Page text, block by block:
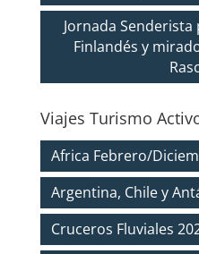
Jornada
Finlandés y
Viajes Turismo
Africa Febrero/
Argentina, Chile y
Cruceros Fluviales